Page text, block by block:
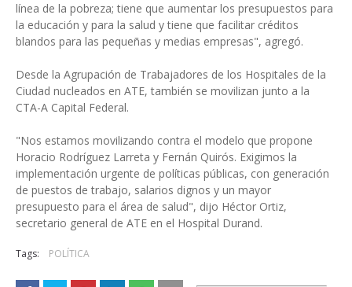
línea de la pobreza; tiene que aumentar los presupuestos para
la educación y para la salud y tiene que facilitar créditos
blandos para las pequeñas y medias empresas", agregó.
Desde la Agrupación de Trabajadores de los Hospitales de la
Ciudad nucleados en ATE, también se movilizan junto a la
CTA-A Capital Federal.
"Nos estamos movilizando contra el modelo que propone
Horacio Rodríguez Larreta y Fernán Quirós. Exigimos la
implementación urgente de políticas públicas, con generación
de puestos de trabajo, salarios dignos y un mayor
presupuesto para el área de salud", dijo Héctor Ortiz,
secretario general de ATE en el Hospital Durand.
Tags: POLÍTICA